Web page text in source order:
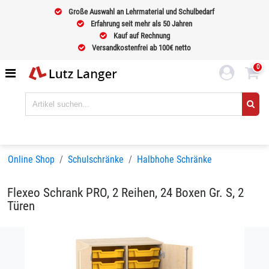
Große Auswahl an Lehrmaterial und Schulbedarf
Erfahrung seit mehr als 50 Jahren
Kauf auf Rechnung
Versandkostenfrei ab 100€ netto
0
Online Shop Schulschränke Halbhohe Schränke
Flexeo Schrank PRO, 2 Reihen, 24 Boxen Gr. S, 2
Türen